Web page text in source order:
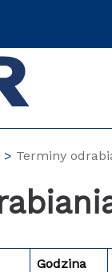
Terminy
Godzina